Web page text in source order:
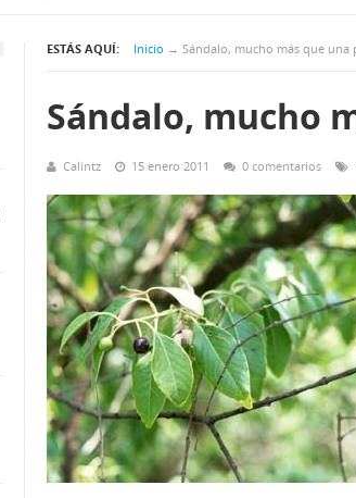
ESTÁS AQUÍ: Inicio → Sándalo, mucho más que una
Sándalo, mucho
Calintz 15 enero 2011 0 comentarios